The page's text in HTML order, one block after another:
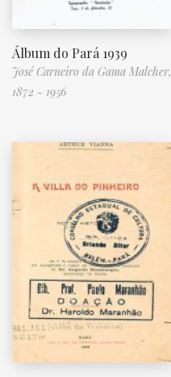
Álbum do Pará 1939
José Carneiro da Gama Malcher,
1872 - 1956